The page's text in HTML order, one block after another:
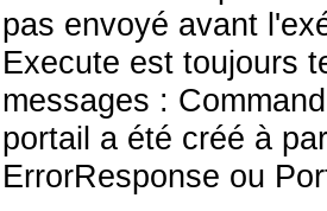
pas envoyé avant
Execute est toujours
messages :
portail a été créé à
ErrorResponse ou